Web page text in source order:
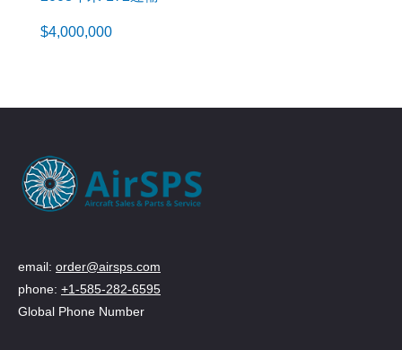
$4,000,000
email: order@airsps.com
phone: +1-585-282-6595
Global Phone Number